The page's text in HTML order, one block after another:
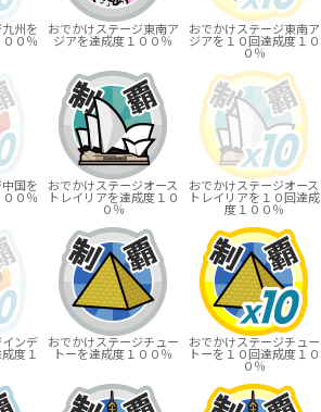
州を
０％
おでかけステージ東南ア
ジアを達成度１００％
おでかけステージ東南ア
ジアを１０回達成度１０
０％
国を
０％
おでかけステージオース
トレイリアを達成度１０
０％
おでかけステージオース
トレイリアを１０回達成
度１００％
ンデ
度１
おでかけステージチュー
トーを達成度１００％
おでかけステージチュー
トーを１０回達成度１０
０％